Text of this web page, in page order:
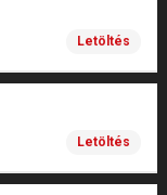
Letöltés
Letöltés